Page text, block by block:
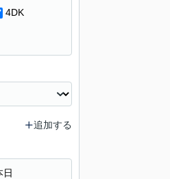
4DK
追加する
日